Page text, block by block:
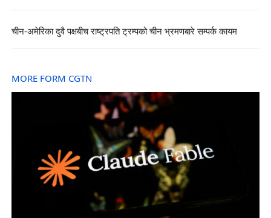
चीन-अमेरिका दुवै पक्षबीच राष्ट्रपति ट्रम्पको चीन भ्रमणबारे सम्पर्क कायम
MORE FORM CGTN